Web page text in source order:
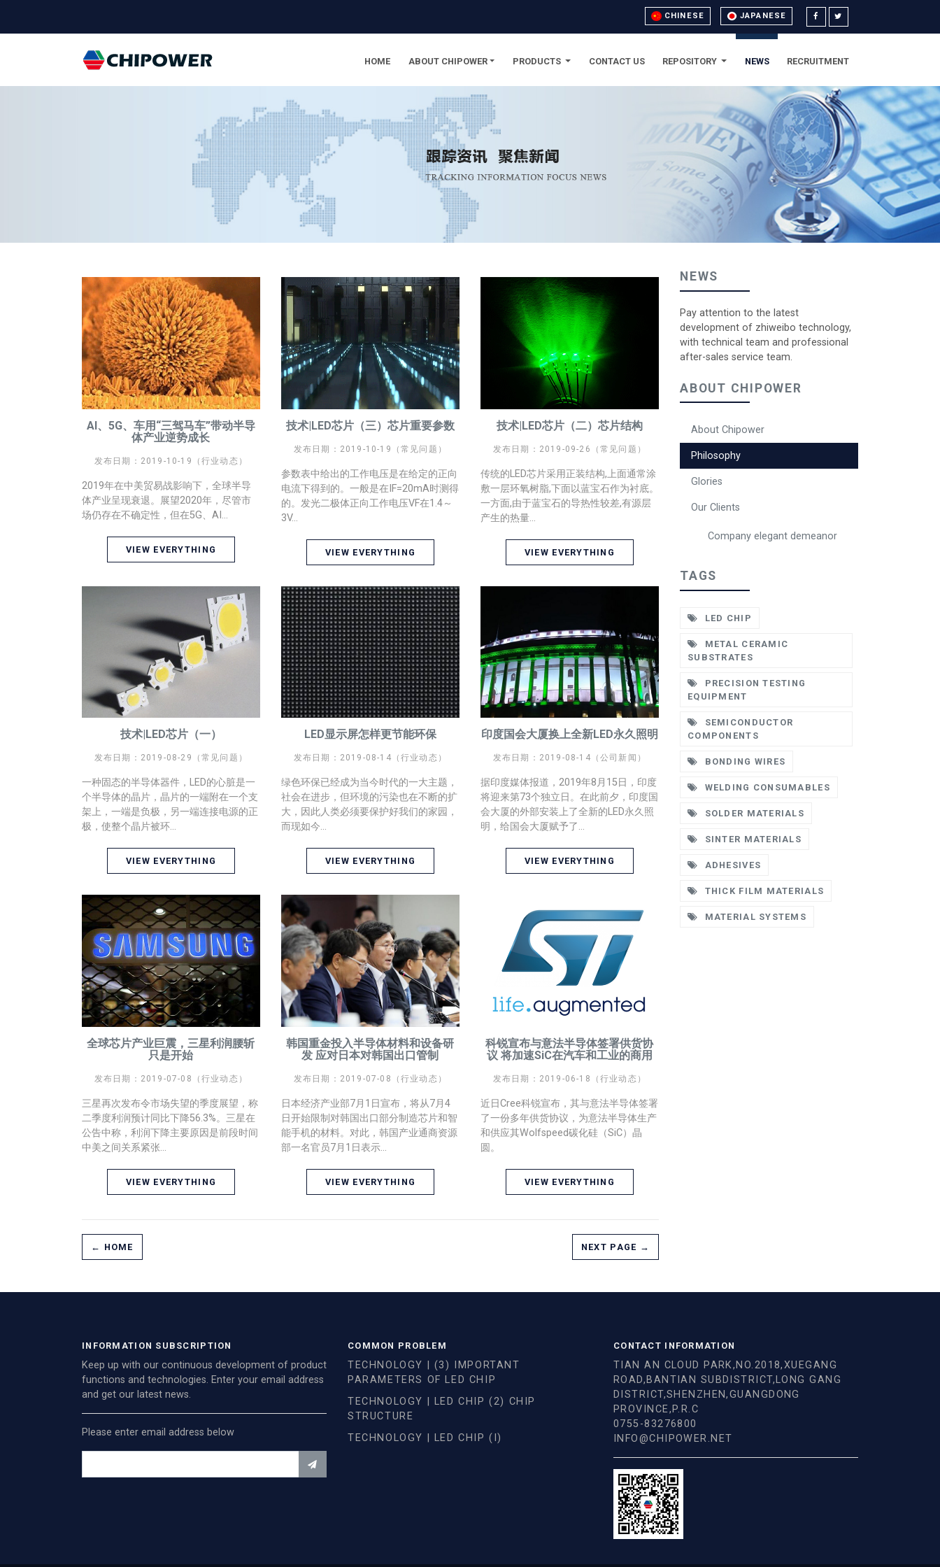
CHINESE JAPANESE
Universal - go to homepage
HOME ABOUT CHIPOWER PRODUCTS CONTACT US REPOSITORY NEWS RECRUITMENT
AI、5G、车用“三驾马车”带动半导
体产业逆势成长
发布日期：2019-10-19（行业动态）
2019年在中美贸易战影响下，全球半导
体产业呈现衰退。展望2020年，尽管市
场仍存在不确定性，但在5G、AI...
VIEW EVERYTHING
技术|LED芯片（三）芯片重要参数
发布日期：2019-10-19（常见问题）
参数表中给出的工作电压是在给定的正向
电流下得到的。一般是在IF=20mA时测得
的。发光二极体正向工作电压VF在1.4～
3V...
VIEW EVERYTHING
技术|LED芯片（二）芯片结构
发布日期：2019-09-26（常见问题）
传统的LED芯片采用正装结构,上面通常涂
敷一层环氧树脂,下面以蓝宝石作为衬底。
一方面,由于蓝宝石的导热性较差,有源层
产生的热量...
VIEW EVERYTHING
技术|LED芯片（一）
发布日期：2019-08-29（常见问题）
一种固态的半导体器件，LED的心脏是一
个半导体的晶片，晶片的一端附在一个支
架上，一端是负极，另一端连接电源的正
极，使整个晶片被环...
VIEW EVERYTHING
LED显示屏怎样更节能环保
发布日期：2019-08-14（行业动态）
绿色环保已经成为当今时代的一大主题，
社会在进步，但环境的污染也在不断的扩
大，因此人类必须要保护好我们的家园，
而现如今...
VIEW EVERYTHING
印度国会大厦换上全新LED永久照明
发布日期：2019-08-14（公司新闻）
据印度媒体报道，2019年8月15日，印度
将迎来第73个独立日。在此前夕，印度国
会大厦的外部安装上了全新的LED永久照
明，给国会大厦赋予了...
VIEW EVERYTHING
全球芯片产业巨震，三星利润腰斩
只是开始
发布日期：2019-07-08（行业动态）
三星再次发布令市场失望的季度展望，称
二季度利润预计同比下降56.3%。三星在
公告中称，利润下降主要原因是前段时间
中美之间关系紧张...
VIEW EVERYTHING
韩国重金投入半导体材料和设备研
发 应对日本对韩国出口管制
发布日期：2019-07-08（行业动态）
日本经济产业部7月1日宣布，将从7月4
日开始限制对韩国出口部分制造芯片和智
能手机的材料。对此，韩国产业通商资源
部一名官员7月1日表示...
VIEW EVERYTHING
科锐宣布与意法半导体签署供货协
议 将加速SiC在汽车和工业的商用
发布日期：2019-06-18（行业动态）
近日Cree科锐宣布，其与意法半导体签署
了一份多年供货协议，为意法半导体生产
和供应其Wolfspeed碳化硅（SiC）晶
圆。
VIEW EVERYTHING
← HOME NEXT PAGE →
NEWS
Pay attention to the latest
development of zhiweibo technology,
with technical team and professional
after-sales service team.
ABOUT CHIPOWER
About Chipower
Philosophy
Glories
Our Clients
Company elegant demeanor
TAGS
LED CHIP
METAL CERAMIC
SUBSTRATES
PRECISION TESTING
EQUIPMENT
SEMICONDUCTOR
COMPONENTS
BONDING WIRES
WELDING CONSUMABLES
SOLDER MATERIALS
SINTER MATERIALS
ADHESIVES
THICK FILM MATERIALS
MATERIAL SYSTEMS
INFORMATION SUBSCRIPTION
Keep up with our continuous development of product
functions and technologies. Enter your email address
and get our latest news.
Please enter email address below
COMMON PROBLEM
TECHNOLOGY | (3) IMPORTANT
PARAMETERS OF LED CHIP
TECHNOLOGY | LED CHIP (2) CHIP
STRUCTURE
TECHNOLOGY | LED CHIP (I)
CONTACT INFORMATION
TIAN AN CLOUD PARK,NO.2018,XUEGANG
ROAD,BANTIAN SUBDISTRICT,LONG GANG
DISTRICT,SHENZHEN,GUANGDONG
PROVINCE,P.R.C
0755-83276800
INFO@CHIPOWER.NET